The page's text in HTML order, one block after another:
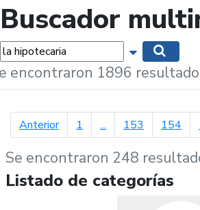
Buscador
Mostrar
encontraron 1896
Anteriorpágina anterior
1 ... 153 154
Se encontraron 248
Listado de categorías